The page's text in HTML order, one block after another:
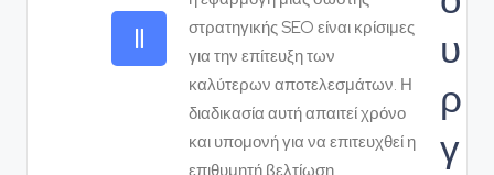
στρατηγικής SEO είναι κρίσιμες
για την επίτευξη των
καλύτερων αποτελεσμάτων. Η
διαδικασία αυτή απαιτεί χρόνο
και υπομονή για να επιτευχθεί η
επιθυμητή βελτίωση.
υ
ρ
γ